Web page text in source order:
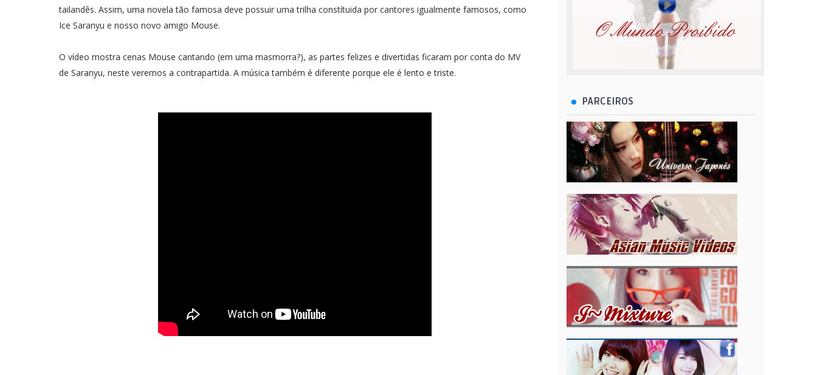
tailandês. Assim, uma novela tão famosa deve possuir uma trilha constítuida por cantores igualmente famosos, como
Ice Saranyu e nosso novo amigo Mouse.
O vídeo mostra cenas Mouse cantando (em uma masmorra?), as partes felizes e divertidas ficaram por conta do MV
de Saranyu, neste veremos a contrapartida. A música também é diferente porque ele é lento e triste.
PARCEIROS